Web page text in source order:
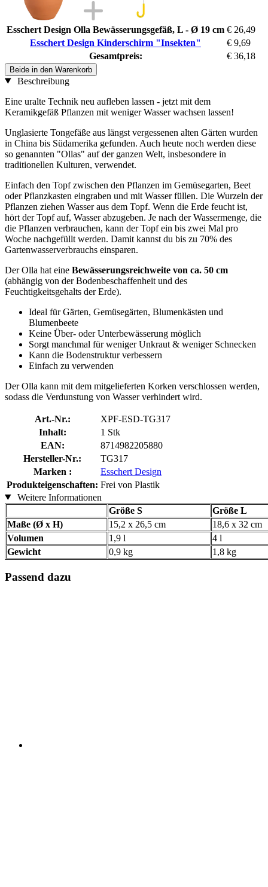
Esschert Design Olla Bewässerungsgefäß, L - Ø 19 cm € 26,49
Esschert Design Kinderschirm "Insekten"
€ 9,69
Gesamtpreis:
€ 36,18
Beide in den Warenkorb
Beschreibung
Eine uralte Technik neu aufleben lassen - jetzt mit dem
Keramikgefäß Pflanzen mit weniger Wasser wachsen lassen!
Unglasierte Tongefäße aus längst vergessenen alten Gärten wurden
in China bis Südamerika gefunden. Auch heute noch werden diese
so genannten "Ollas" auf der ganzen Welt, insbesondere in
traditionellen Kulturen, verwendet.
Einfach den Topf zwischen den Pflanzen im Gemüsegarten, Beet
oder Pflanzkasten eingraben und mit Wasser füllen. Die Wurzeln der
Pflanzen ziehen Wasser aus dem Topf. Wenn die Erde feucht ist,
hört der Topf auf, Wasser abzugeben. Je nach der Wassermenge, die
die Pflanzen verbrauchen, kann der Topf ein bis zwei Mal pro
Woche nachgefüllt werden. Damit kannst du bis zu 70% des
Gartenwasserverbrauchs einsparen.
Der Olla hat eine Bewässerungsreichweite von ca. 50 cm
(abhängig von der Bodenbeschaffenheit und des
Feuchtigkeitsgehalts der Erde).
Ideal für Gärten, Gemüsegärten, Blumenkästen und
Blumenbeete
Keine Über- oder Unterbewässerung möglich
Sorgt manchmal für weniger Unkraut & weniger Schnecken
Kann die Bodenstruktur verbessern
Einfach zu verwenden
Der Olla kann mit dem mitgelieferten Korken verschlossen werden,
sodass die Verdunstung von Wasser verhindert wird.
Art.-Nr.:
XPF-ESD-TG317
Inhalt:
1 Stk
EAN:
8714982205880
Hersteller-Nr.:
TG317
Marken :
Esschert Design
Produkteigenschaften: Frei von Plastik
Weitere Informationen
Größe S
Größe L
Maße (Ø x H)
15,2 x 26,5 cm
18,6 x 32 cm
Volumen
1,9 l
4 l
Gewicht
0,9 kg 1,8 kg
Passend dazu